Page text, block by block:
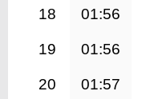
18 01:56
19 01:56
20 01:57